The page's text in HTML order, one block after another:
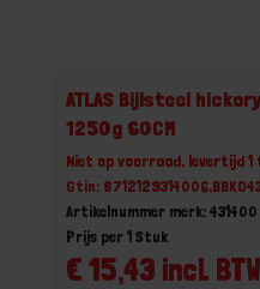
ATLAS Bijlsteel
1250g 60CM
Niet op voorraad, levertijd
Gtin:
Artikelnummer merk: 431400
€ 15,43 incl. BTW
Prijs per 1 Stuk